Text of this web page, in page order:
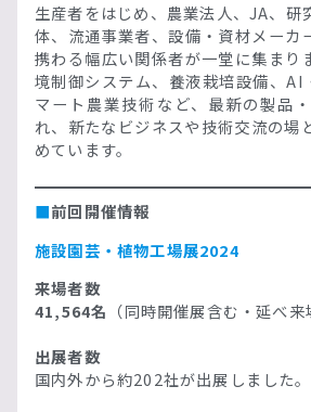
生産者をはじめ、農業法人、JA、研
体、流通事業者、設備・資材メーカ
携わる幅広い関係者が一堂に集まり
境制御システム、養液栽培設備、
マート農業技術など、最新の製品
れ、新たなビジネスや技術交流の場
めています。
■前回開催情報
施設園芸・植物工場展2024
来場者数
41,564名 （同時開催展含む・延べ来
出展者数
国内外から約202社が出展しました。